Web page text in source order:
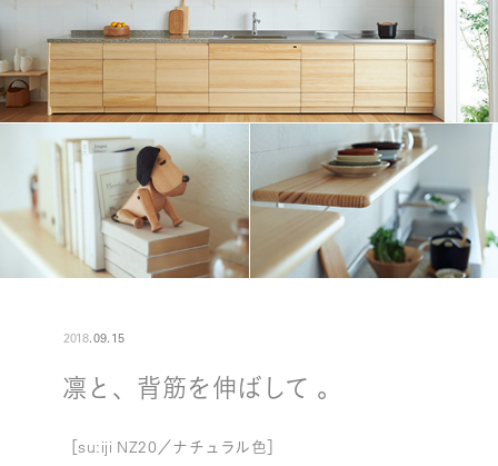
2018.09. 15
凛と、背筋を伸ばして 。
［su:iji NZ20／ナチュラル色］